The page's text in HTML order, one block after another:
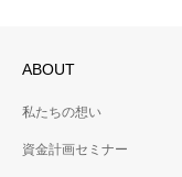
ABOUT
私たちの想い
資金計画セミナー